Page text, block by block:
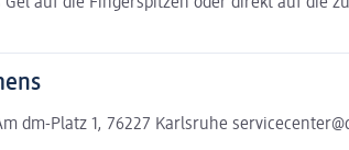
auf die Fingerspitzen oder direkt auf die
dm-Platz 1, 76227 Karlsruhe